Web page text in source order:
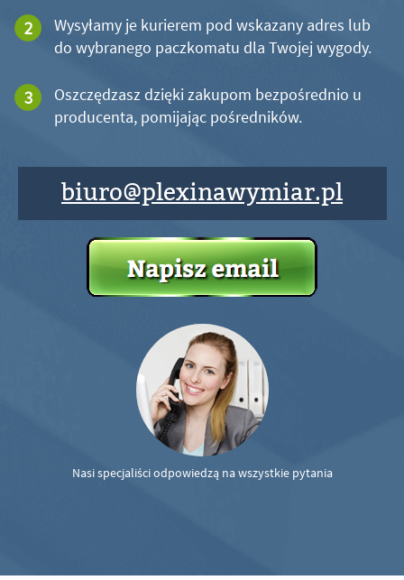
Wysyłamy je kurierem pod wskazany adres lub
do wybranego paczkomatu dla Twojej wygody.
Oszczędzasz dzięki zakupom bezpośrednio u
producenta, pomijając pośredników.
biuro@plexinawymiar.pl
Nasi specjaliści odpowiedzą na wszystkie pytania